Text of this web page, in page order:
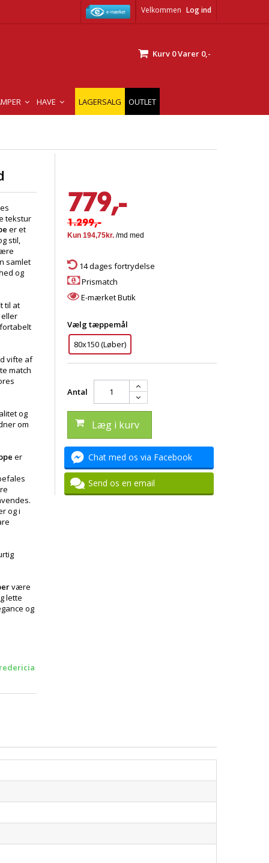
Velkommen Log ind
Kurv 0Varer 0,-
HAVE LAGERSALG OUTLET
tekstur
er et
stil,
samlet
og
til at
vifte af
match
og
om
er
og i
være
lette
og
779,-
1.299,-
14 dages fortrydelse
Prismatch
E-mærket Butik
Vælg tæppemål
80x150 (Løber)
Antal
Læg i kurv
Chat med os via Facebook
Send os en email